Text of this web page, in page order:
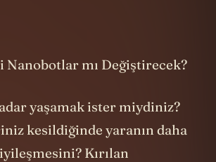
Nanobotlar mı Değiştirecek?
yaşamak ister miydiniz?
kesildiğinde yaranın daha
Kırılan